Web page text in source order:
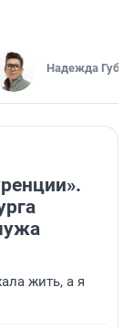
Надежда
жить, а я